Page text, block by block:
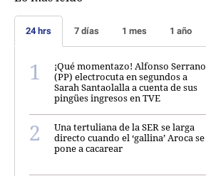
24 hrs 7 días 1 mes 1 año
¡Qué momentazo! Alfonso Serrano
(PP) electrocuta en segundos a
Sarah Santaolalla a cuenta de sus
pingües ingresos en TVE
Una tertuliana de la SER se larga
directo cuando el ‘gallina’ Aroca se
pone a cacarear